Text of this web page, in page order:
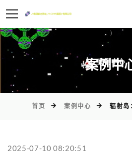
)
案例中
首页 案例中心 辐射岛
2025-07-10 08:20:51